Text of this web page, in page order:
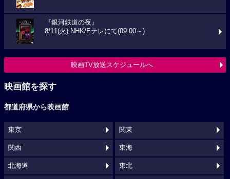
『銀河鉄道の夜』
8/11(火) NHK/Eテレにて(09:00～)
映画TV放送スケジュールへ
映画館を探す
都道府県から映画館
東京 関東
関西 東海
北海道 東北